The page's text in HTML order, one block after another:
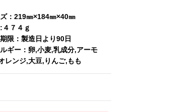
：219㎜×184㎜×40㎜
７４ｇ
限：製造日より90日
ギー：卵,小麦,乳成分,アーモ
レンジ,大豆,りんご,もも